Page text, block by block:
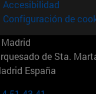
Accesibilidad
Configuración de
de Sta.
España